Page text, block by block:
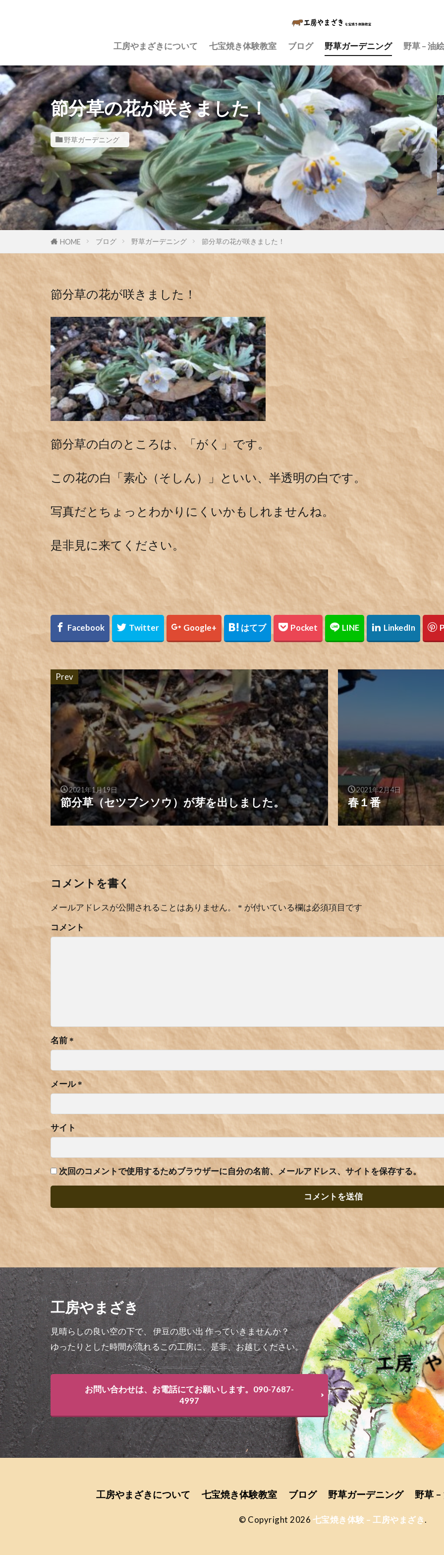
工房やまざきについて 七宝焼き体験教室 ブログ 野草ガーデニング 野草 – 油絵
節分草の花が咲きました！
野草ガーデニング
HOME ブログ 野草ガーデニング 節分草の花が咲きました！
節分草の花が咲きました！
節分草の白のところは、「がく」です。
この花の白「素心（そしん）」といい、半透明の白です。
写真だとちょっとわかりにくいかもしれませんね。
是非見に来てください。
Prev
2021年1月19日
節分草（セツブンソウ）が芽を出しました。
2021年2月4日
春１番
コメントを書く
メールアドレスが公開されることはありません。 * が付いている欄は必須項目です
コメント
名前 *
メール*
サイト
次回のコメントで使用するためブラウザーに自分の名前、メールアドレス、サイトを保存する。
工房やまざき
見晴らしの良い空の下で、 伊豆の思い出 作っていきませんか？
ゆったりとした時間が流れるこの工房に、是非、お越しください。
お問い合わせは、お電話にてお願いします。090-7687-
4997
工房やまざきについて 七宝焼き体験教室 ブログ 野草ガーデニング 野草 –
© Copyright 2026 七宝焼き体験 – 工房やまざき.